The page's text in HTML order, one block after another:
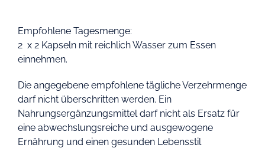
Empfohlene Tagesmenge:
2 x 2 Kapseln mit reichlich Wasser zum Essen
einnehmen.
Die angegebene empfohlene tägliche Verzehrmenge
darf nicht überschritten werden. Ein
Nahrungsergänzungsmittel darf nicht als Ersatz für
eine abwechslungsreiche und ausgewogene
Ernährung und einen gesunden Lebensstil